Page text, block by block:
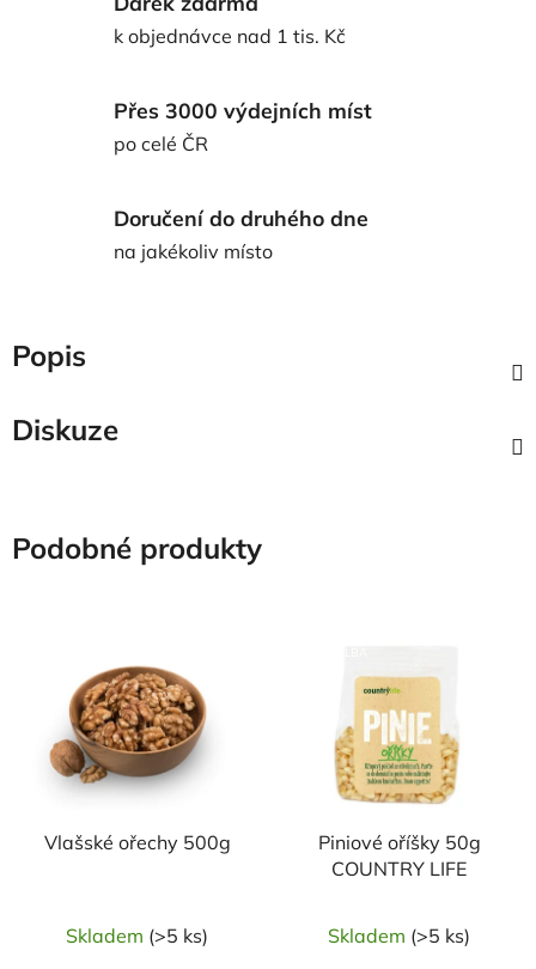
k objednávce nad 1 tis. Kč
Přes 3000 výdejních míst
po celé ČR
Doručení do druhého dne
na jakékoliv místo
Popis
Diskuze
Podobné produkty
Vlašské ořechy 500g
Skladem (>5 ks)
Piniové oříšky 50g
COUNTRY LIFE
Skladem (>5 ks)